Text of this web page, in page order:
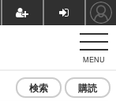
MENU
検索 購読